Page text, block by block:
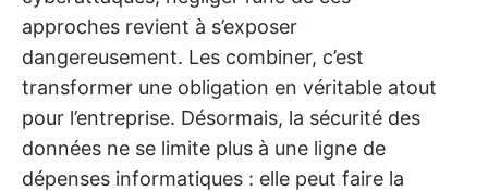
approches revient à s’exposer
dangereusement. Les combiner, c’est
transformer une obligation en véritable atout
pour l’entreprise. Désormais, la sécurité des
données ne se limite plus à une ligne de
dépenses informatiques : elle peut faire la